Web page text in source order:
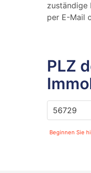
zuständige
per E-Mail
PLZ
Beginnen Sie